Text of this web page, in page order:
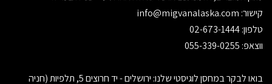
קישור:
טלפון: 02-673-1444
ווצאפ: 055-339-0255
בואו לבקר במחסן לוגיסטי שלנו: ירושלים - יד חרוצים 5, תלפיות (חניה